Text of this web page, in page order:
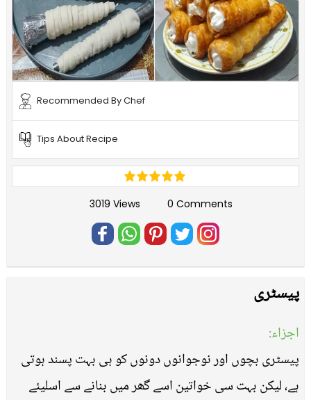
Recommended By Chef
Tips About Recipe
3019 Views 0 Comments
پیسٹری
اجزاء:
پیسٹری بچوں اور نوجوانوں دونوں کو ہی بہت پسند ہوتی
ہے، لیکن بہت سی خواتین اسے گھر میں بنانے سے اسلیئے